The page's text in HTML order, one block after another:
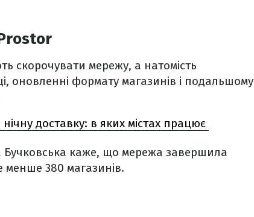
скорочувати мережу, а натомість
оновленні формату магазинів і подальшому
доставку: в яких містах працює
Бучковська каже, що мережа завершила
менше 380 магазинів.